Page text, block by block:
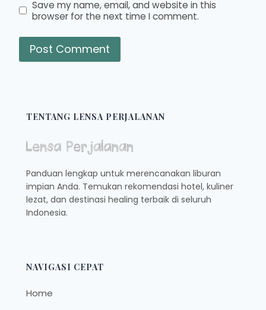
Save my name, email, and website in this
browser for the next time I comment.
TENTANG LENSA PERJALANAN
Panduan lengkap untuk merencanakan liburan
impian Anda. Temukan rekomendasi hotel, kuliner
lezat, dan destinasi healing terbaik di seluruh
Indonesia.
NAVIGASI CEPAT
Home